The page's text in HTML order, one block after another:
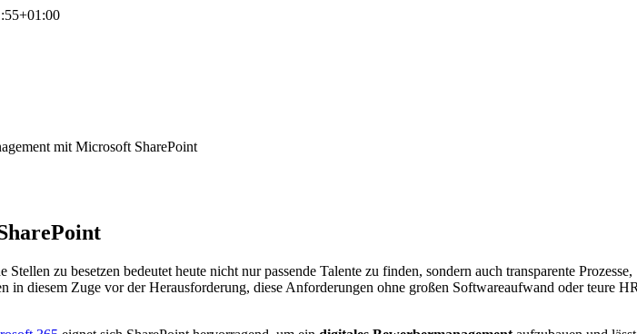
mit Microsoft SharePoint
zu besetzen bedeutet heute nicht nur passende Talente zu finden, sondern auch transparente Prozesse,
in diesem Zuge vor der Herausforderung, diese Anforderungen ohne großen Softwareaufwand oder teure